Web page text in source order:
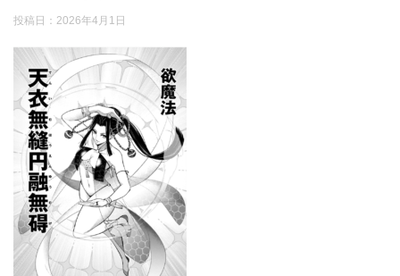
投稿日： 2026年4月1日